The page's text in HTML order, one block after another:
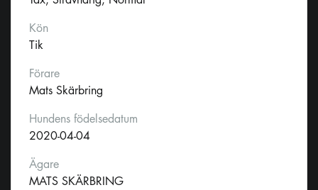
Kön
Tik
Förare
Mats Skärbring
Hundens födelsedatum
2020-04-04
Ägare
MATS SKÄRBRING